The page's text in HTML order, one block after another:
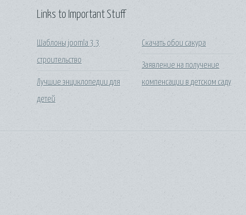
Links to Important Stuff
Шаблоны joomla 3 3
строительство
Лучшие энциклопедии для
детей
Скачать обои сакура
Заявление на получение
компенсации в детском саду